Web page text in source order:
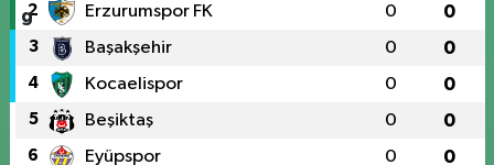
2 Erzurumspor FK 0 0
3 Başakşehir 0 0
4 Kocaelispor 0 0
5 Beşiktaş 0 0
6 Eyüpspor 0 0